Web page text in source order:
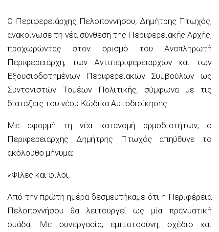
Ο Περιφερειάρχης Πελοποννήσου, Δημήτρης Πτωχός,
ανακοίνωσε τη νέα σύνθεση της Περιφερειακής Αρχής,
προχωρώντας στον ορισμό του Αναπληρωτή
Περιφερειάρχη, των Αντιπεριφερειαρχών και των
Εξουσιοδοτημένων Περιφερειακών Συμβούλων ως
Συντονιστών Τομέων Πολιτικής, σύμφωνα με τις
διατάξεις του νέου Κώδικα Αυτοδιοίκησης.
Με αφορμή τη νέα κατανομή αρμοδιοτήτων, ο
Περιφερειάρχης Δημήτρης Πτωχός απηύθυνε το
ακόλουθο μήνυμα:
«Φίλες και φίλοι,
Από την πρώτη ημέρα δεσμευτήκαμε ότι η Περιφέρεια
Πελοποννήσου θα λειτουργεί ως μία πραγματική
ομάδα. Με συνεργασία, εμπιστοσύνη, σχέδιο και